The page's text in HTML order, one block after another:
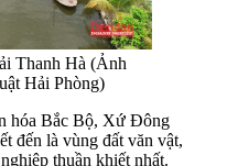
Thanh Hà (Ảnh
Hải Phòng)
hóa Bắc Bộ, Xứ Đông
đến là vùng đất văn vật,
thuần khiết nhất.